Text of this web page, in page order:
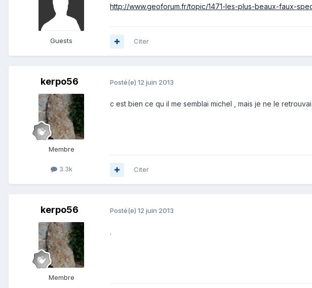
Guests
http://www.geoforum.fr/topic/1471-les-plus-beaux-faux-
Citer
kerpo56
Membre
3.3k
Posté(e) 12 juin 2013
c est bien ce qu il me semblai michel , mais je ne le
Citer
kerpo56
Membre
Posté(e) 12 juin 2013
.